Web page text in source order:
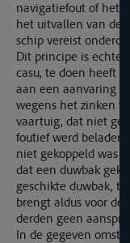
navigatiefout of het
het uitvallen van de
schip vereist
Dit principe is echter
casu, te doen heeft
aan een aanvaring
wegens het zinken
vaartuig, dat niet
foutief werd
niet gekoppeld was
dat een duwbak
geschikte duwbak,
brengt aldus voor de
derden geen
In de gegeven